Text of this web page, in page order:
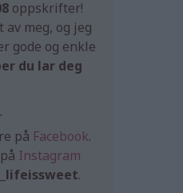
oppskrifter!
meg, og jeg
gode og enkle
du lar deg
på Facebook.
Instagram
.